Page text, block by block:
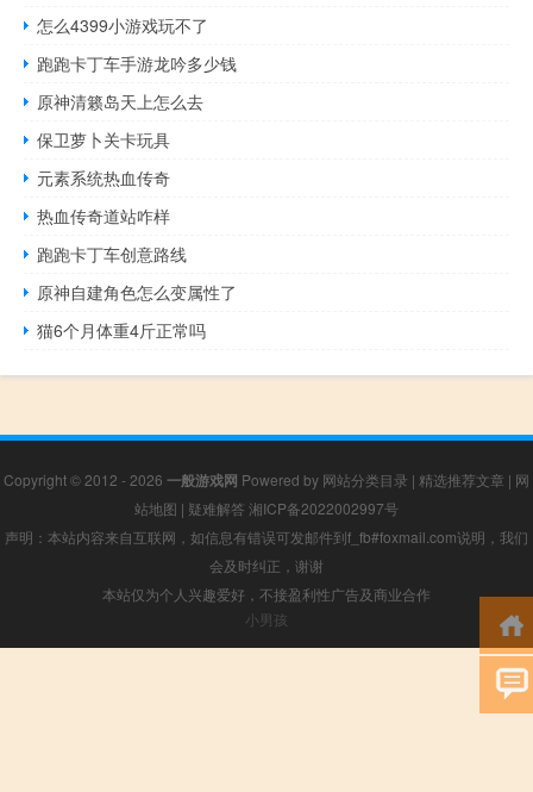
怎么4399小游戏玩不了
跑跑卡丁车手游龙吟多少钱
原神清籁岛天上怎么去
保卫萝卜关卡玩具
元素系统热血传奇
热血传奇道站咋样
跑跑卡丁车创意路线
原神自建角色怎么变属性了
猫6个月体重4斤正常吗
Copyright © 2012 - 2026 一般游戏网 Powered by 网站分类目录 | 精选推荐文章 | 网
站地图 | 疑难解答 湘ICP备2022002997号
声明：本站内容来自互联网，如信息有错误可发邮件到f_fb#foxmail.com说明，我们
会及时纠正，谢谢
本站仅为个人兴趣爱好，不接盈利性广告及商业合作
小男孩